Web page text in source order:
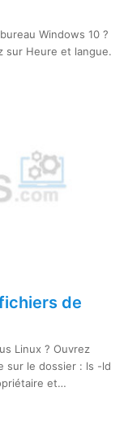
Windows 10 ?
sur Heure et langue.
de
Linux ? Ouvrez
sur le dossier : ls -ld
et…